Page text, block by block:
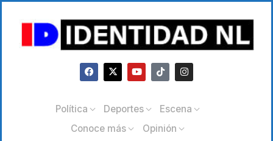
Política Deportes
Escena
Conoce más
Opinión